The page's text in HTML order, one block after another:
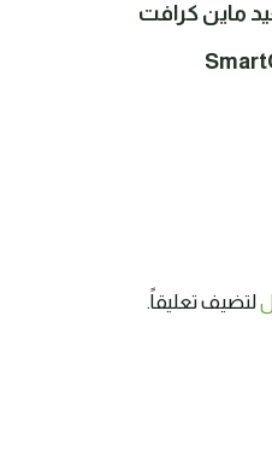
ماين كرافت
لتضيف تعليقاً.